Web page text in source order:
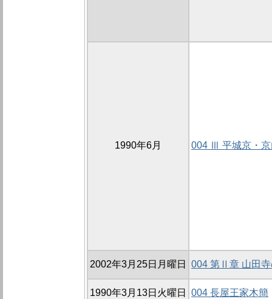
1990年6月 004 Ⅲ 平城京・
2002年3月25日月曜日 004 第Ⅱ章 山田寺
1990年3月13日火曜日 004 長屋王家木簡